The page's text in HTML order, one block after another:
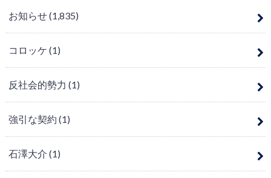
お知らせ(1,835)
コロッケ (1)
反社会的勢力 (1)
強引な契約 (1)
石澤大介 (1)